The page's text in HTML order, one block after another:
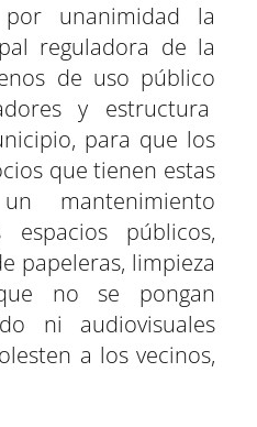
unanimidad la
reguladora de la
de uso público
y estructura
para que los
que tienen estas
mantenimiento
públicos,
papeleras, limpieza
no se pongan
ni audiovisuales
a los vecinos,